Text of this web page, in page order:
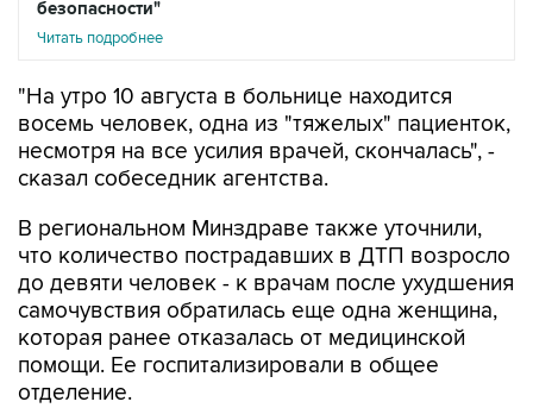
безопасности"
Читать подробнее
"На утро 10 августа в больнице находится
восемь человек, одна из "тяжелых" пациенток,
несмотря на все усилия врачей, скончалась", -
сказал собеседник агентства.
В региональном Минздраве также уточнили,
что количество пострадавших в ДТП возросло
до девяти человек - к врачам после ухудшения
самочувствия обратилась еще одна женщина,
которая ранее отказалась от медицинской
помощи. Ее госпитализировали в общее
отделение.